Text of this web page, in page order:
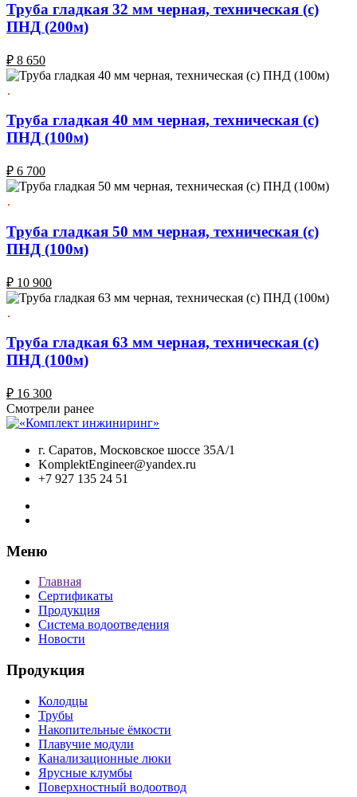
Труба гладкая 32 мм черная, техническая (с)
ПНД (200м)
₽ 8 650
Труба гладкая 40 мм черная, техническая (с)
ПНД (100м)
₽ 6 700
Труба гладкая 50 мм черная, техническая (с)
ПНД (100м)
₽ 10 900
Труба гладкая 63 мм черная, техническая (с)
ПНД (100м)
₽ 16 300
Смотрели ранее
г. Саратов, Московское шоссе 35А/1
KomplektEngineer@yandex.ru
+7 927 135 24 51
Меню
Главная
Сертификаты
Продукция
Система водоотведения
Новости
Продукция
Колодцы
Трубы
Накопительные ёмкости
Плавучие модули
Канализационные люки
Ярусные клумбы
Поверхностный водоотвод